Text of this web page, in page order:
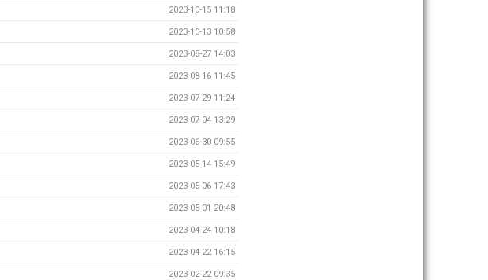
2023-10-15 11:18
2023-10-13 10:58
2023-08-27 14:03
2023-08-16 11:45
2023-07-29 11:24
2023-07-04 13:29
2023-06-30 09:55
2023-05-14 15:49
2023-05-06 17:43
2023-05-01 20:48
2023-04-24 10:18
2023-04-22 16:15
2023-02-22 09:35